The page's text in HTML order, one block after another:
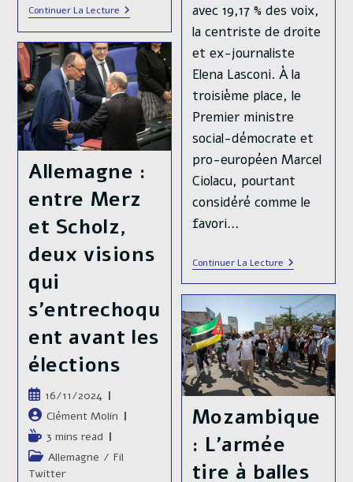
Continuer La LectureLoukachenko
Bientôt
Reconduit
?
avec 19,17 % des voix,
la centriste de droite
et ex-journaliste
Elena Lasconi. À la
troisième place, le
Premier ministre
social-démocrate et
pro-européen Marcel
Ciolacu, pourtant
considéré comme le
favori…
Continuer La LectureRoumanie
:
Des
Résultats
Au
Premier
Tour
Des
Élections
Inattendus
!
Allemagne :
entre Merz
et Scholz,
deux visions
qui
s’entrechoqu
ent avant les
élections
Publication
publiée :
16/11/2024
Auteur/autrice
de
la
publication :
Clément Molin
Temps
de
lecture :
3 mins read
Post
category:
Allemagne / Fil
Twitter
Mozambique
: L’armée
tire à balles